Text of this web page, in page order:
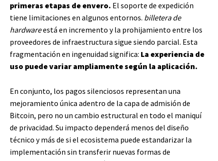
primeras etapas de envero. El soporte de expedición
tiene limitaciones en algunos entornos. billetera de
hardwareestá en incremento y la prohijamiento entre los
proveedores de infraestructura sigue siendo parcial. Esta
fragmentación en ingenuidad significa: La experiencia de
uso puede variar ampliamente según la aplicación.
En conjunto, los pagos silenciosos representan una
mejoramiento única adentro de la capa de admisión de
Bitcoin, pero no un cambio estructural en todo el maniquí
de privacidad. Su impacto dependerá menos del diseño
técnico y más de si el ecosistema puede estandarizar la
implementación sin transferir nuevas formas de